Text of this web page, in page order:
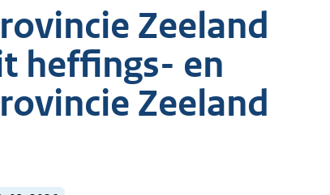
Zeeland
heffings- en
Zeeland